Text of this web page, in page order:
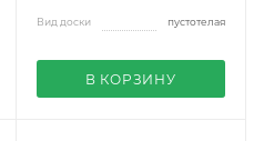
Вид доски пустотелая
В КОРЗИНУ